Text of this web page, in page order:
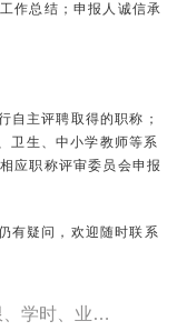
作总结；申报人诚信承
自主评聘取得的职称；
卫生、中小学教师等系
应职称评审委员会申报
有疑问，欢迎随时联系
上一篇:2026年广东职称评审新规，年限、学时、业绩论文全面调整~